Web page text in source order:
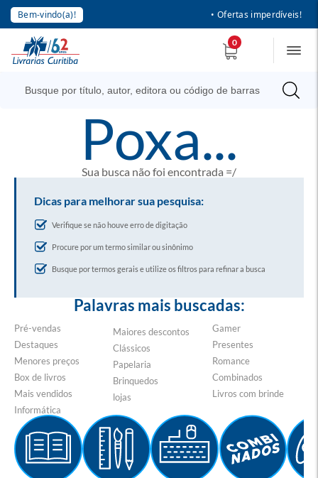
Bem-vindo(a)! • Ofertas imperdíveis!
0
poxa...
Sua busca não foi encontrada =/
Dicas para melhorar sua pesquisa:
Verifique se não houve erro de digitação
Procure por um termo similar ou sinônimo
Busque por termos gerais e utilize os filtros para refinar a busca
Palavras mais buscadas:
Pré-vendas
Destaques
Menores preços
Box de livros
Mais vendidos
Informática
Maiores descontos
Clássicos
Papelaria
Brinquedos
lojas
Gamer
Presentes
Romance
Combinados
Livros com brinde